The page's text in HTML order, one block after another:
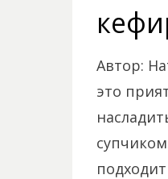
Автор:
это